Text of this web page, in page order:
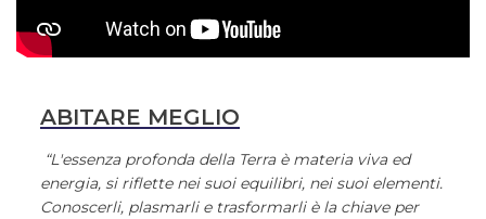
ABITARE MEGLIO
“L'essenza profonda della Terra è materia viva ed
energia, si riflette nei suoi equilibri, nei suoi elementi.
Conoscerli, plasmarli e trasformarli è la chiave per